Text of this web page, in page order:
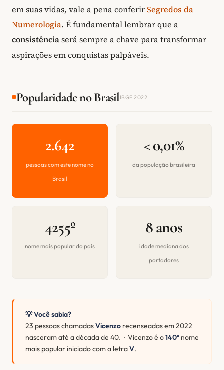
em suas vidas, vale a pena conferirSegredos da
Numerologia. É fundamental lembrar que a
consistênciaserá sempre a chave para transformar
aspirações em conquistas palpáveis.
Popularidade no BrasilIBGE 2022
2.642
pessoas com este nome no
Brasil
< 0,01%
da população brasileira
4255º
nome mais popular do país
8 anos
idade mediana dos
portadores
💡 Você sabia?
23 pessoas chamadasVicenzo recenseadas em 2022
nasceram até a década de 40. · Vicenzo é o140º nome
mais popular iniciado com a letraV.